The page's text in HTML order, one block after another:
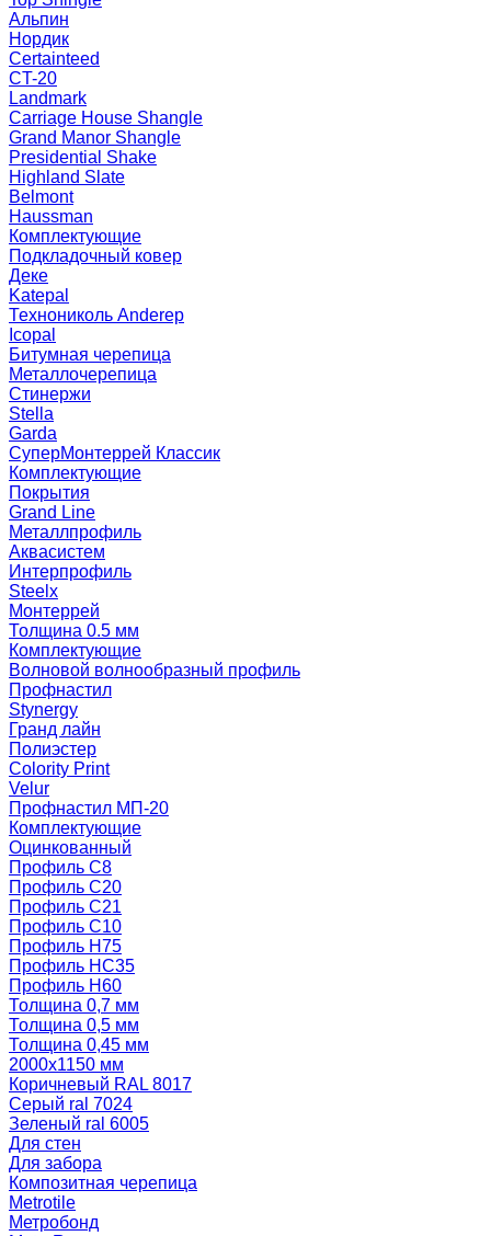
Альпин
Нордик
Certainteed
CT-20
Landmark
Carriage House Shangle
Grand Manor Shangle
Presidential Shake
Highland Slate
Belmont
Haussman
Комплектующие
Подкладочный ковер
Деке
Katepal
Технониколь Anderep
Icopal
Битумная черепица
Металлочерепица
Стинержи
Stella
Garda
СуперМонтеррей Классик
Комплектующие
Покрытия
Grand Line
Металлпрофиль
Аквасистем
Интерпрофиль
Steelx
Монтеррей
Толщина 0.5 мм
Комплектующие
Волновой волнообразный профиль
Профнастил
Stynergy
Гранд лайн
Полиэстер
Colority Print
Velur
Профнастил МП-20
Комплектующие
Оцинкованный
Профиль С8
Профиль С20
Профиль С21
Профиль С10
Профиль Н75
Профиль НС35
Профиль Н60
Толщина 0,7 мм
Толщина 0,5 мм
Толщина 0,45 мм
2000х1150 мм
Коричневый RAL 8017
Серый ral 7024
Зеленый ral 6005
Для стен
Для забора
Композитная черепица
Metrotile
Метробонд